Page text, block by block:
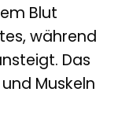
Blut
während
Das
Muskeln